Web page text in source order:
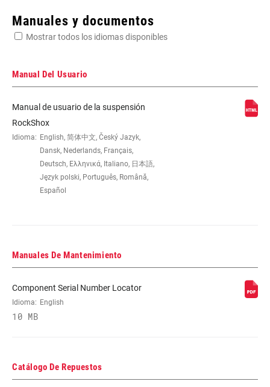
DAMPER TYPE
Manuales y documentos
Mostrar todos los idiomas disponibles
Manual Del Usuario
Manual de usuario de la suspensión
RockShox
Idioma: English, 简体中文, Český Jazyk,
Dansk, Nederlands, Français,
Deutsch, Ελληνικά, Italiano, 日本語,
Język polski, Português, Română,
Español
Manuales De Mantenimiento
Component Serial Number Locator
Idioma: English
10 MB
Catálogo De Repuestos